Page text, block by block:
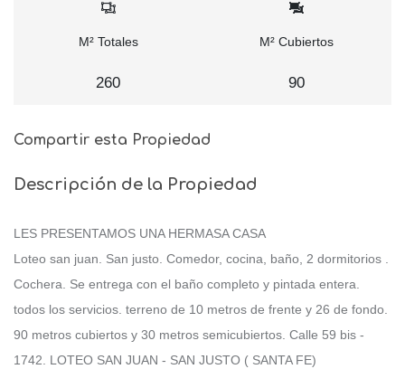
M² Totales
260
M² Cubiertos
90
Compartir esta Propiedad
Descripción de la Propiedad
LES PRESENTAMOS UNA HERMASA CASA
Loteo san juan. San justo. Comedor, cocina, baño, 2 dormitorios .
Cochera. Se entrega con el baño completo y pintada entera.
todos los servicios. terreno de 10 metros de frente y 26 de fondo.
90 metros cubiertos y 30 metros semicubiertos. Calle 59 bis -
1742. LOTEO SAN JUAN - SAN JUSTO ( SANTA FE)